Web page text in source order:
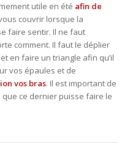
utile en été afin de
couvrir lorsque la
faire sentir. Il ne faut
comment. Il faut le déplier
en faire un triangle afin qu’il
vos épaules et de
vos bras. Il est important de
ce dernier puisse faire le